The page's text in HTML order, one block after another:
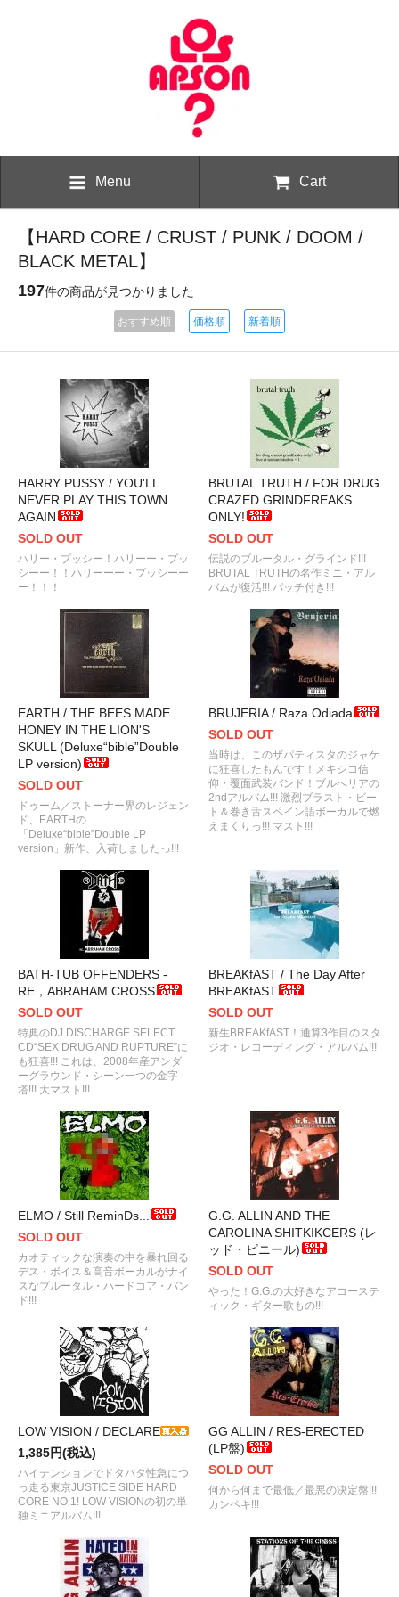
Menu Cart
【HARD CORE / CRUST / PUNK / DOOM /
BLACK METAL】
197件の商品が見つかりました
おすすめ順 価格順 新着順
HARRY PUSSY / YOU'LL
NEVER PLAY THIS TOWN
AGAIN
SOLD OUT
ハリー・プッシー！ハリーー・プッ
シーー！！ハリーーー・プッシーー
ー！！！
BRUTAL TRUTH / FOR DRUG
CRAZED GRINDFREAKS
ONLY!
SOLD OUT
伝説のブルータル・グラインド!!!
BRUTAL TRUTHの名作ミニ・アル
バムが復活!!! パッチ付き!!!
EARTH / THE BEES MADE
HONEY IN THE LION'S
SKULL (Deluxe“bible”Double
LP version)
SOLD OUT
ドゥーム／ストーナー界のレジェン
ド、EARTHの
「Deluxe“bible”Double LP
version」新作、入荷しましたっ!!!
BRUJERIA / Raza Odiada
SOLD OUT
当時は、このザパティスタのジャケ
に狂喜したもんです！メキシコ信
仰・覆面武装バンド！ブルへリアの
2ndアルバム!!! 激烈ブラスト・ビー
ト＆巻き舌スペイン語ボーカルで燃
えまくりっ!!! マスト!!!
BATH-TUB OFFENDERS -
RE，ABRAHAM CROSS
SOLD OUT
特典のDJ DISCHARGE SELECT
CD“SEX DRUG AND RUPTURE”に
も狂喜!!! これは、2008年産アンダ
ーグラウンド・シーン一つの金字
塔!!! 大マスト!!!
BREAKfAST / The Day After
BREAKfAST
SOLD OUT
新生BREAKfAST！通算3作目のスタ
ジオ・レコーディング・アルバム!!!
ELMO / Still ReminDs...
SOLD OUT
カオティックな演奏の中を暴れ回る
デス・ボイス＆高音ボーカルがナイ
スなブルータル・ハードコア・バン
ド!!!
G.G. ALLIN AND THE
CAROLINA SHITKIKCERS (レ
ッド・ビニール)
SOLD OUT
やった！G.G.の大好きなアコーステ
ィック・ギター歌もの!!!
LOW VISION / DECLARE
1,385円(税込)
ハイテンションでドタバタ性急につ
っ走る東京JUSTICE SIDE HARD
CORE NO.1! LOW VISIONの初の単
独ミニアルバム!!!
GG ALLIN / RES-ERECTED
(LP盤)
SOLD OUT
何から何まで最低／最悪の決定盤!!!
カンペキ!!!